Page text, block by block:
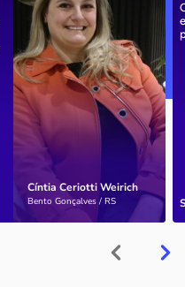
Cíntia Ceriotti Weirich
Bento Gonçalves / RS